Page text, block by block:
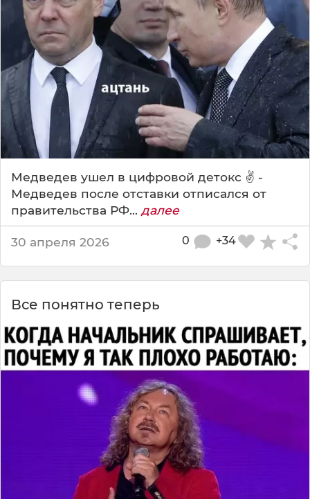
Медведев ушел в цифровой детокс ✌️ -
Медведев после отставки отписался от
правительства РФ... далее
30 апреля 2026 +34
0
Все понятно теперь